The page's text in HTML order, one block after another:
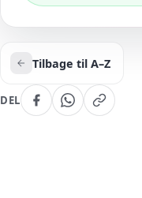
Tilbage til A–Z
DEL